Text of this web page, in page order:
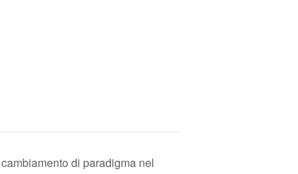
di paradigma nel